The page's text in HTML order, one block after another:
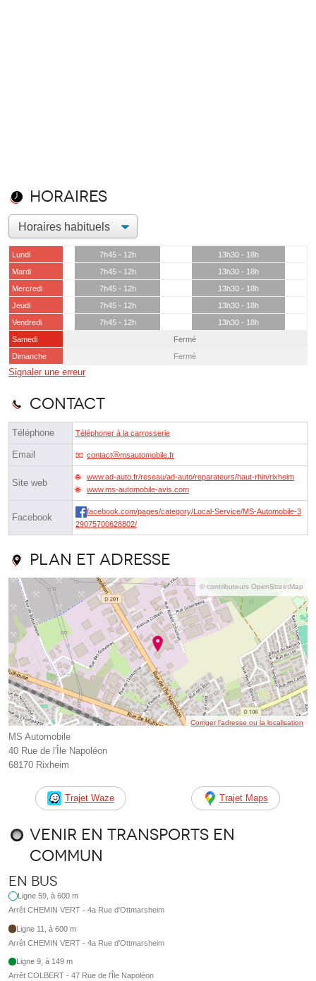
Horaires
Lundi 7h45 - 12h
13h30 - 18h
Mardi
7h45 - 12h
13h30 - 18h
Mercredi
7h45 - 12h
13h30 - 18h
Jeudi
7h45 - 12h
13h30 - 18h
Vendredi
7h45 - 12h
13h30 - 18h
Samedi
Fermé
Dimanche
Fermé
Signaler une erreur
Contact
Téléphone Téléphoner à la carrosserie
Email contactⓐmsautomobile.fr
Site web
www.ad-auto.fr/reseau/ad-auto/reparateurs/haut-rhin/rixheim
www.ms-automobile-avis.com
Facebook
facebook.com/pages/category/Local-Service/MS-Automobile-3
29075700628802/
Plan et adresse
© contributeurs OpenStreetMap
Corriger l’adresse ou la localisation
MS Automobile
40 Rue de l'Île Napoléon
68170 Rixheim
Trajet Waze Trajet Maps
Venir en transports en
commun
En bus
Ligne 59, à 600 m
Arrêt CHEMIN VERT - 4a Rue d'Ottmarsheim
Ligne 11, à 600 m
Arrêt CHEMIN VERT - 4a Rue d'Ottmarsheim
Ligne 9, à 149 m
Arrêt COLBERT - 47 Rue de l'Île Napoléon